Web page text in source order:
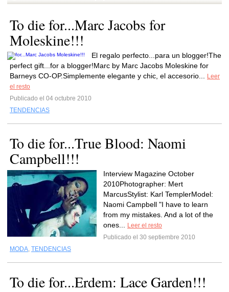
To die for...Marc Jacobs for
Moleskine!!!
El regalo perfecto...para un blogger!The
perfect gift...for a blogger!Marc by Marc Jacobs Moleskine for
Barneys CO-OP.Simplemente elegante y chic, el accesorio...
Leer
el resto
Publicado el 04 octubre 2010
TENDENCIAS
To die for...True Blood: Naomi
Campbell!!!
Interview Magazine October
2010Photographer: Mert
MarcusStylist: Karl TemplerModel:
Naomi Campbell "I have to learn
from my mistakes. And a lot of the
ones...
Leer el resto
Publicado el 30 septiembre 2010
MODA, TENDENCIAS
To die for...Erdem: Lace Garden!!!